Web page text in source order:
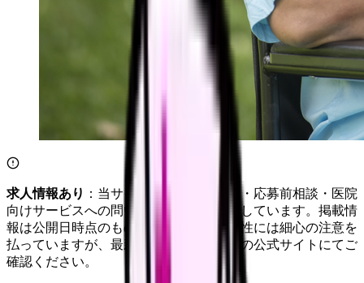
求人情報あり ：当サイトは自社求人通知・応募前相談・医院
向けサービスへの問い合わせ導線を設置しています。掲載情
報は公開日時点のものです。記事の正確性には細心の注意を
払っていますが、最新情報は各サービスの公式サイトにてご
確認ください。